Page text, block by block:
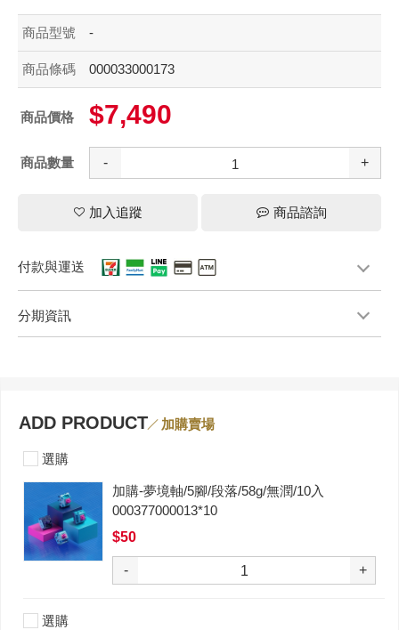
商品型號 -
商品條碼 000033000173
商品價格 $7,490
商品數量 - +
加入追蹤 商品諮詢
付款與運送
分期資訊
ADD PRODUCT 加購賣場
選購
加購-夢境軸/5腳/段落/58g/無潤/10入
000377000013*10
$50
- +
選購